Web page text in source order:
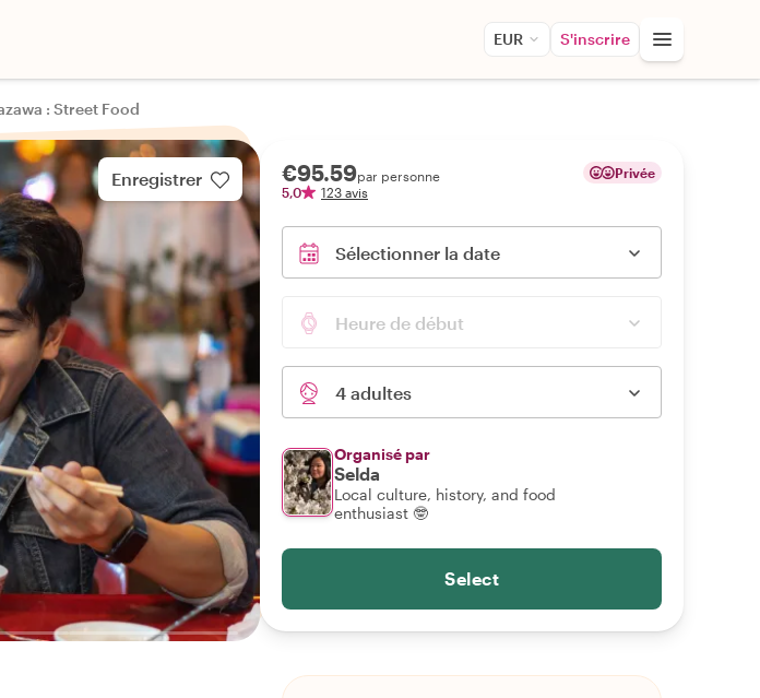
EUR S'inscrire
: Street Food
Enregistrer €95.59par personne
5,0
123 avis
Privée
Sélectionner la date
Heure de début
4 adultes
Organisé par
Selda
Local culture, history, and food
enthusiast 🤓
Select